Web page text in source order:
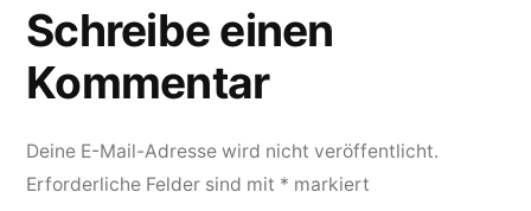
Schreibe einen
Kommentar
Deine E-Mail-Adresse wird nicht veröffentlicht.
Erforderliche Felder sind mit * markiert